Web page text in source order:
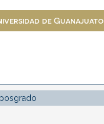
de Guanajuato